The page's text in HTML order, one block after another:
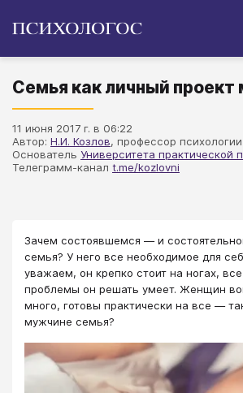
Семья как личный
11 июня 2017 г. в 06:22
Автор: Н.И. Козлов, профессор психологии
Основатель Университета практической
Телеграмм-канал t.me/kozlovni
Зачем состоявшемся — и
семья? У него все необходимое для
уважаем, он крепко стоит на ногах,
проблемы он решать умеет. Женщин
много, готовы практически на все —
мужчине семья?